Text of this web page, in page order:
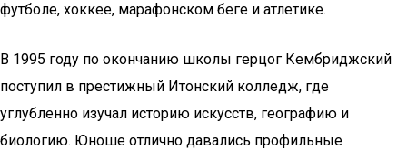
футболе, хоккее, марафонском беге и атлетике.
В 1995 году по окончанию школы герцог Кембриджский
поступил в престижный Итонский колледж, где
углубленно изучал историю искусств, географию и
биологию. Юноше отлично давались профильные